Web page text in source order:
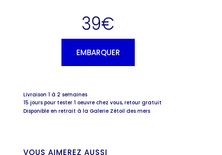
39€
EMBARQUER
Livraison 1 à 2 semaines
15 jours pour tester 1 oeuvre chez vous, retour gratuit
Disponible en retrait à la Galerie Zétoil des mers
VOUS AIMEREZ AUSSI